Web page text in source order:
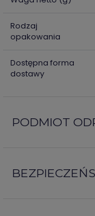
Rodzaj
opakowania
Dostępna forma
dostawy
PODMIOT